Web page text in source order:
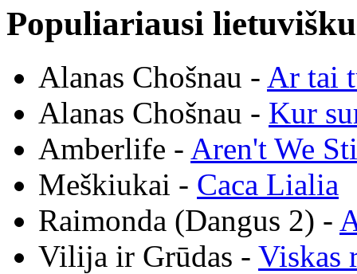
Populiariausi
Alanas Chošnau - Ar tai
Alanas Chošnau - Kur
Amberlife - Aren't We
Meškiukai - Caca Lialia
Raimonda (Dangus 2) -
Vilija ir Grūdas - Viskas